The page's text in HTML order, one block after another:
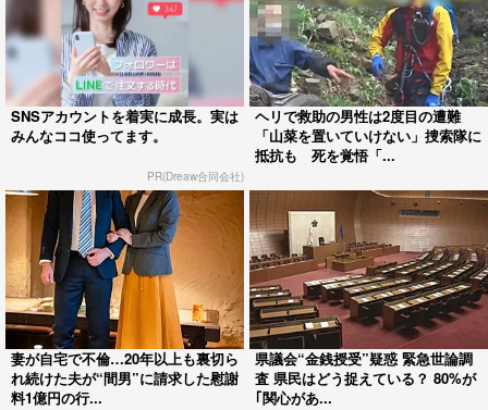
SNSアカウントを着実に成長。実は
みんなココ使ってます。
PR(Dreaw合同会社)
ヘリで救助の男性は2度目の遭難
「山菜を置いていけない」捜索隊に
抵抗も 死を覚悟「...
妻が自宅で不倫…20年以上も裏切ら
れ続けた夫が“間男”に請求した慰謝
料1億円の行...
県議会“金銭授受”疑惑 緊急世論調
査 県民はどう捉えている？ 80%が
｢関心があ...